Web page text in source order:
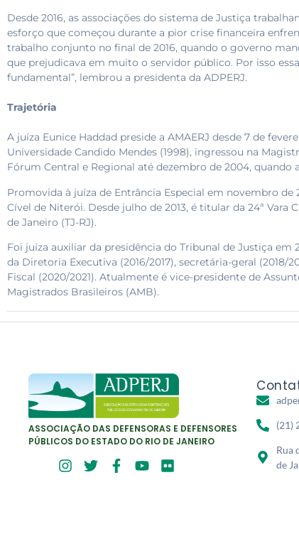
Desde 2016, as associações do sistema de Justiça
esforço que começou durante a pior crise financeira
trabalho conjunto no final de 2016, quando o governo
que prejudicava em muito o servidor público. Por isso
fundamental”, lembrou a presidenta da ADPERJ.
Trajetória
A juíza Eunice Haddad preside a AMAERJ desde 7 de
Universidade Candido Mendes (1998), ingressou na
Fórum Central e Regional até dezembro de 2004, quando
Promovida à juíza de Entrância Especial em novembro de
Cível de Niterói. Desde julho de 2013, é titular da 24ª Vara
de Janeiro (TJ-RJ).
Foi juíza auxiliar da presidência do Tribunal de Justiça em
da Diretoria Executiva (2016/2017), secretária-geral (2018/
Fiscal (2020/2021). Atualmente é vice-presidente de
Magistrados Brasileiros (AMB).
ASSOCIAÇÃO DAS DEFENSORAS E DEFENSORES
PÚBLICOS DO ESTADO DO RIO DE JANEIRO
(21)
Rua
de